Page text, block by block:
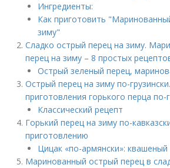
Ингредиенты:
Как приготовить
зиму"
Сладко острый перец на зиму.
перец на зиму – 8 простых
Острый зеленый перец,
Острый перец на зиму по-
приготовления горького перца по-
Классический рецепт
Горький перец на зиму по-
приготовлению
Цицак «по-армянски»: квашеный
Маринованный острый перец в